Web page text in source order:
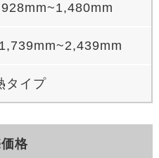
タイプ
格